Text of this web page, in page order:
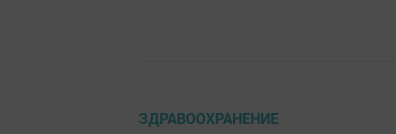
ЗДРАВООХРАНЕНИЕ